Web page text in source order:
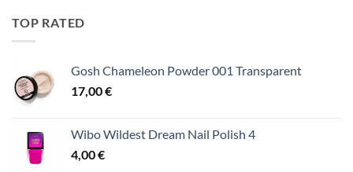
TOP RATED
Gosh Chameleon Powder 001 Transparent
17,00€
Wibo Wildest Dream Nail Polish 4
4,00€